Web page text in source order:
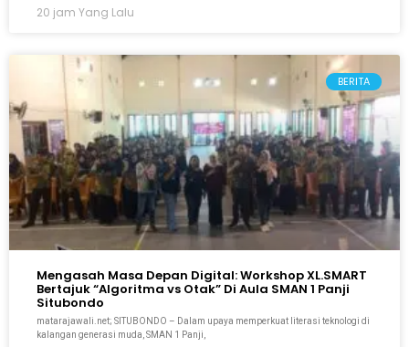
20 jam Yang Lalu
BERITA
Mengasah Masa Depan Digital: Workshop XL.SMART
Bertajuk “Algoritma vs Otak” Di Aula SMAN 1 Panji
Situbondo
matarajawali.net; SITUBONDO – Dalam upaya memperkuat literasi teknologi di
kalangan generasi muda, SMAN 1 Panji,